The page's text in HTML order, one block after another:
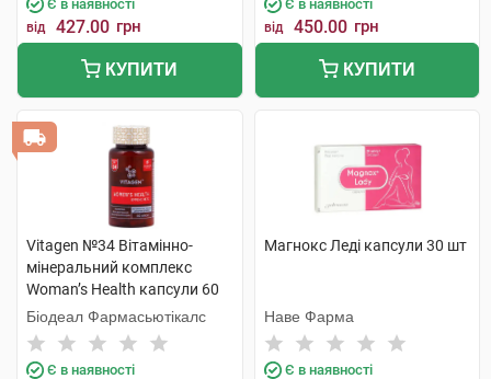
Є в наявності
від 427.00 грн
КУПИТИ
Є в наявності
від 450.00 грн
КУПИТИ
Vitagen №34 Вітамінно-
мінеральний комплекс
Woman’s Health капсули 60
шт
Біодеал Фармасьютікалс
Є в наявності
Магнокс Леді капсули 30 шт
Наве Фарма
Є в наявності